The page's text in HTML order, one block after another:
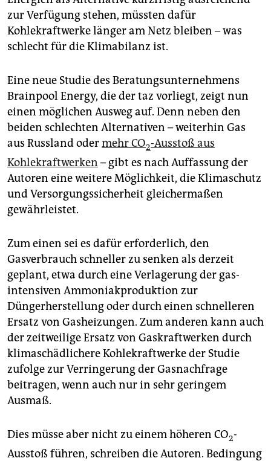
zur Verfügung stehen, müssten dafür
Kohlekraftwerke länger am Netz bleiben – was
schlecht für die Klima­bilanz ist.
Eine neue Studie des Beratungsunternehmens
Brainpool Energy, die der taz vorliegt, zeigt nun
einen möglichen Ausweg auf. Denn neben den
beiden schlechten Alternativen – weiterhin Gas
aus Russland odermehr CO2-Ausstoß aus
Kohlekraftwerken – gibt es nach Auffassung der
Autoren eine weitere Möglichkeit, die Klimaschutz
und Versorgungssicherheit gleichermaßen
gewährleistet.
Zum einen sei es dafür erforderlich, den
Gasverbrauch schneller zu senken als derzeit
geplant, etwa durch eine Verlagerung der gas-
intensiven Ammoniakproduktion zur
Düngerherstellung oder durch einen schnelleren
Ersatz von Gasheizungen. Zum anderen kann auch
der zeitweilige Ersatz von Gaskraftwerken durch
klimaschädlichere Kohlekraftwerke der Studie
zufolge zur Verringerung der Gasnachfrage
beitragen, wenn auch nur in sehr geringem
Ausmaß.
Dies müsse aber nicht zu einem höheren CO2-
Ausstoß führen, schreiben die Autoren. Bedingung